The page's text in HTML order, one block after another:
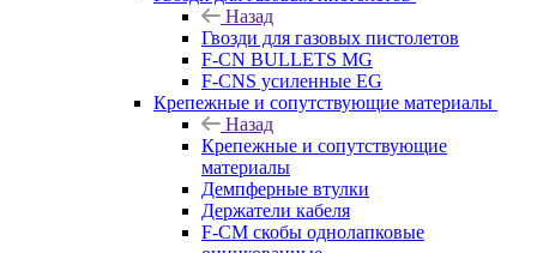
Назад
Гвозди для газовых пистолетов
F-CN BULLETS MG
F-CNS усиленные EG
Крепежные и сопутствующие материалы
Назад
Крепежные и сопутствующие
материалы
Демпферные втулки
Держатели кабеля
F-CM скобы однолапковые